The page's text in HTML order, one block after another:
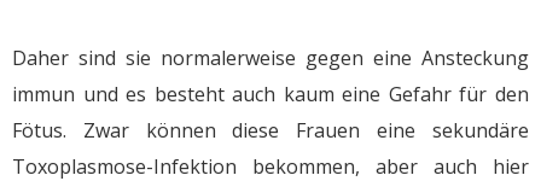
Daher sind sie normalerweise gegen eine Ansteckung
immun und es besteht auch kaum eine Gefahr für den
Fötus. Zwar können diese Frauen eine sekundäre
Toxoplasmose-Infektion bekommen, aber auch hier